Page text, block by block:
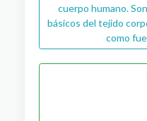
cuerpo humano.
básicos del tejido
como